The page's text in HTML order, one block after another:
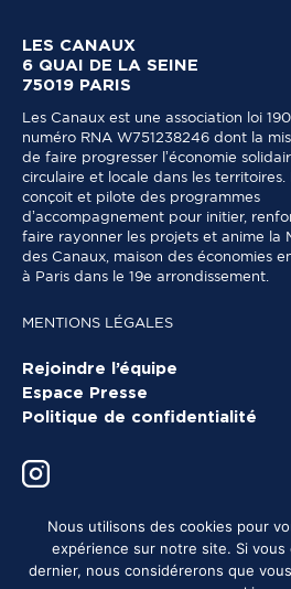
LES CANAUX
6 QUAI DE LA SEINE
75019 PARIS
Les Canaux est une association loi
numéro RNA W751238246 dont la
de faire progresser l’économie
circulaire et locale dans les territoires.
conçoit et pilote des programmes
d’accompagnement pour initier,
faire rayonner les projets et anime la
des Canaux, maison des économies
à Paris dans le 19e arrondissement.
MENTIONS LÉGALES
Rejoindre l’équipe
Espace Presse
Politique de confidentialité
Nous utilisons des cookies pour
expérience sur notre site. Si
dernier, nous considérerons que